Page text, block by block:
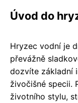
Úvod do
Hryzec vodní je
převážně
dozvíte základní
živočišné specii.
životního stylu,